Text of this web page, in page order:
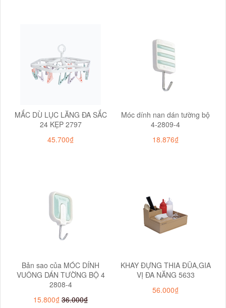
MẮC DÙ LỤC LĂNG ĐA SẮC
24 KẸP 2797
45.700₫
Móc dính nan dán tường bộ
4-2809-4
18.876₫
Bản sao của MÓC DÍNH
VUÔNG DÁN TƯỜNG BỘ 4
2808-4
15.800₫ 36.000₫
KHAY ĐỰNG THIA ĐŨA,GIA
VỊ ĐA NĂNG 5633
56.000₫